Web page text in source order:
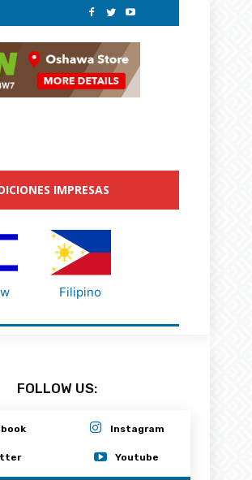
IMPRESAS
Filipino
FOLLOW US:
Instagram
Youtube